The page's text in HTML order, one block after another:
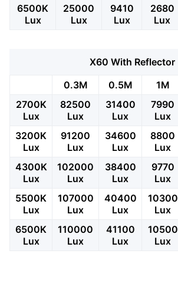
6500K
Lux
25000
Lux
9410
Lux
2680
Lux
X60 With Reflector
0.3M
0.5M 1M
2700K
Lux
82500
Lux
31400
Lux
7990
Lux
3200K
Lux
91200
Lux
34600
Lux
8800
Lux
4300K
Lux
102000
Lux
38400
Lux
9770
Lux
5500K
Lux
107000
Lux
40400
Lux
10300
Lux
6500K
Lux
110000
Lux
41100
Lux
10500
Lux